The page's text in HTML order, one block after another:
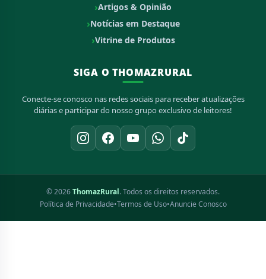
Artigos & Opinião
Notícias em Destaque
Vitrine de Produtos
SIGA O THOMAZRURAL
Conecte-se conosco nas redes sociais para receber atualizações
diárias e participar do nosso grupo exclusivo de leitores!
© 2026ThomazRural. Todos os direitos reservados.
Política de Privacidade•Termos de Uso•Anuncie Conosco